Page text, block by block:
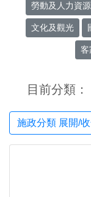
勞動及人力資源
文化及觀光
客
目前分類：
施政分類 展開/